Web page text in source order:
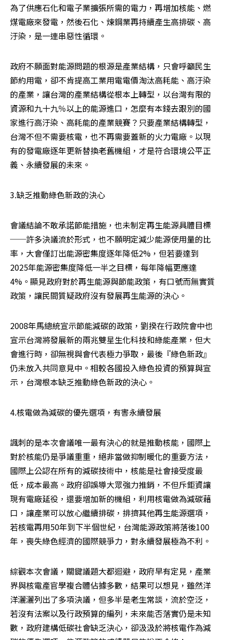
為了供應石化和電子業擴張所需的電力，再增加核能、燃
煤電廠來發電，然後石化、煉鋼業再持續產生高排碳、高
汙染，是一連串惡性循環。
政府不願面對能源問題的根源是產業結構，只會呼籲民生
節約用電，卻不肯提高工業用電電價淘汰高耗能、高汙染
的產業，讓台灣的產業結構從根本上轉型，以台灣有限的
資源和九十九％以上的能源進口，怎麼有本錢去跟別的國
家進行高汙染、高耗能的產業競賽？只要產業結構轉型，
台灣不但不需要核電，也不再需要蓋新的火力電廠。以現
有的發電廠逐年更新替換老舊機組，才是符合環境公平正
義、永續發展的未來。
3.缺乏推動綠色新政的決心
會議結論不敢承諾節能措施，也未制定再生能源具體目標
──許多決議流於形式，也不願明定減少能源使用量的比
率，大會僅訂出能源密集度逐年降低2%，但若要達到
2025年能源密集度降低一半之目標，每年降幅更應達
4%。顯見政府對於再生能源與節能政策，有口號而無實質
政策，讓民間質疑政府沒有發展再生能源的決心。
2008年馬總統宣示節能減碳的政策，劉揆在行政院會中也
宣示台灣將發展新的兩兆雙星生化科技和綠能產業，但大
會進行時，卻無視與會代表極力爭取，最後『綠色新政』
仍未放入共同意見中。相較各國投入綠色投資的預算與宣
示，台灣根本缺乏推動綠色新政的決心。
4.核電做為減碳的優先選項，有害永續發展
諷刺的是本次會議唯一最有決心的就是推動核能，國際上
對於核能仍是爭議重重，絕非當做抑制暖化的重要方法，
國際上公認在所有的減碳技術中，核能是社會接受度最
低，成本最高。政府卻誤導大眾強力推銷，不但斥鉅資讓
現有電廠延役，還要增加新的機組，利用核電做為減碳藉
口，讓產業可以放心繼續排碳，排擠其他再生能源選項，
若核電再用50年到下半個世紀，台灣能源政策將落後100
年，喪失綠色經濟的國際競爭力，對永續發展極為不利。
綜觀本次會議，關鍵議題大都迴避，政府早有定見，產業
界與核電產官學複合體佔據多數，結果可以想見，雖然洋
洋灑灑列出了多項決議，但多半是老生常談，流於空泛，
若沒有法案以及行政預算的編列，未來能否落實仍是未知
數，政府建構低碳社會缺乏決心，卻汲汲於將核電作為減